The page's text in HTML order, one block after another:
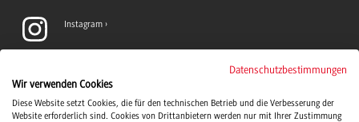
Instagram
LinkedIn
Datenschutzbestimmungen
Wir verwenden Cookies
Diese Website setzt Cookies, die für den technischen Betrieb und die Verbesserung der
Website erforderlich sind. Cookies von Drittanbietern werden nur mit Ihrer Zustimmung